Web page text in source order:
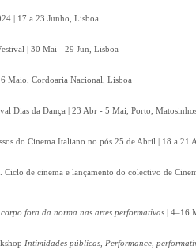
| 17 a 23 Junho, Lisboa
| 30 Mai - 29 Jun, Lisboa
Maio, Cordoaria Nacional, Lisboa
Dias da Dança | 23 Abr - 5 Mai, Porto,
do Cinema Italiano no pós 25 de Abril | 18 a
Ciclo de cinema e lançamento do colectivo de
fora da norma nas artes performativas | 4–16
Intimidades públicas, Performance,